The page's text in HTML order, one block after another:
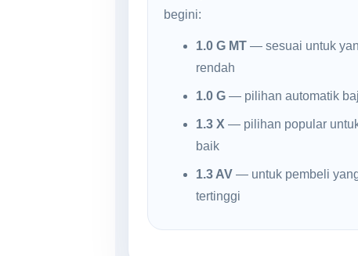
begini:
1.0 G MT— sesuai untuk
rendah
1.0 G— pilihan automatik
1.3 X — pilihan popular
baik
1.3 AV— untuk pembeli
tertinggi